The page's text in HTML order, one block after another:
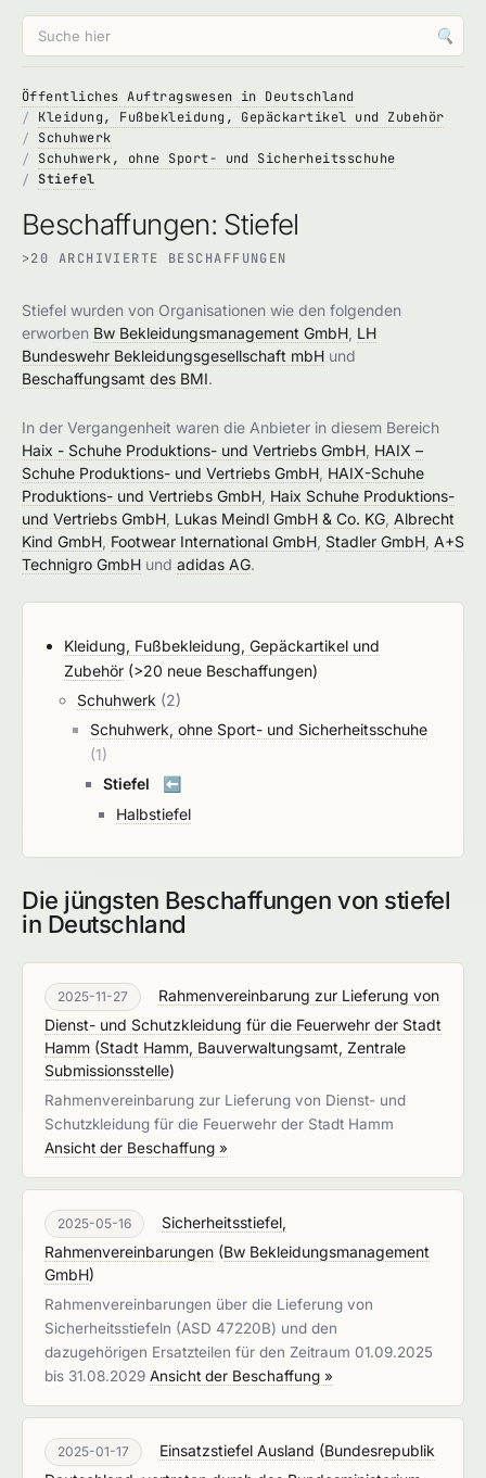
🔍
Öffentliches Auftragswesen in Deutschland
Kleidung, Fußbekleidung, Gepäckartikel und Zubehör
Schuhwerk
Schuhwerk, ohne Sport- und Sicherheitsschuhe
Stiefel
Beschaffungen: Stiefel
>20 ARCHIVIERTE BESCHAFFUNGEN
Stiefel wurden von Organisationen wie den folgenden
erworben Bw Bekleidungsmanagement GmbH LH
Bundeswehr Bekleidungsgesellschaft mbH und
Beschaffungsamt des BMI.
In der Vergangenheit waren die Anbieter in diesem Bereich
Haix - Schuhe Produktions- und Vertriebs GmbH HAIX –
Schuhe Produktions- und Vertriebs GmbH HAIX-Schuhe
Produktions- und Vertriebs GmbH Haix Schuhe Produktions-
und Vertriebs GmbH Lukas Meindl GmbH & Co. KG Albrecht
Kind GmbH Footwear International GmbH Stadler GmbH A+S
Technigro GmbH und adidas AG.
Kleidung, Fußbekleidung, Gepäckartikel und
Zubehör (>20 neue Beschaffungen)
Schuhwerk (2)
Schuhwerk, ohne Sport- und Sicherheitsschuhe
(1)
Stiefel
⬅️
Halbstiefel
Die jüngsten Beschaffungen von stiefel
in Deutschland
2025-11-27
Rahmenvereinbarung zur Lieferung von
Dienst- und Schutzkleidung für die Feuerwehr der Stadt
Hamm (Stadt Hamm, Bauverwaltungsamt, Zentrale
Submissionsstelle)
Rahmenvereinbarung zur Lieferung von Dienst- und
Schutzkleidung für die Feuerwehr der Stadt Hamm
Ansicht der Beschaffung »
2025-05-16
Sicherheitsstiefel,
Rahmenvereinbarungen (Bw Bekleidungsmanagement
GmbH)
Rahmenvereinbarungen über die Lieferung von
Sicherheitsstiefeln (ASD 47220B) und den
dazugehörigen Ersatzteilen für den Zeitraum 01.09.2025
bis 31.08.2029 Ansicht der Beschaffung »
2025-01-17 Einsatzstiefel Ausland (Bundesrepublik